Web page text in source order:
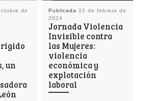
de
un
Publicada 22 de febrero de
2024
Jornada Violencia
Invisible contra
las Mujeres:
violencia
económica y
explotación
laboral